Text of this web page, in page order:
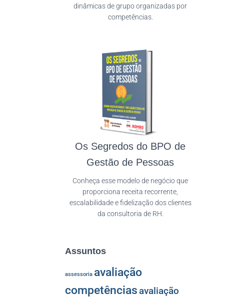
dinâmicas de grupo organizadas por
competências.
Os Segredos do BPO de
Gestão de Pessoas
Conheça esse modelo de negócio que
proporciona receita recorrente,
escalabilidade e fidelização dos clientes
da consultoria de RH.
Assuntos
assessoria avaliação
competênciasavaliação